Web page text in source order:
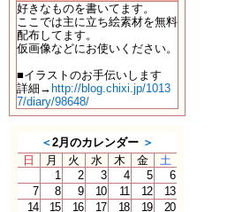
好きなものを書いてます。
ここでは主に立ち絵素材を無料
配布してます。
仮画像などにお使いください。
■イラストのお手伝いします
詳細→ http://blog.chixi.jp/1013
7/diary/98648/
＜2月のカレンダー ＞
日
月 火 水 木 金
土
1
2 3 4 5
6
7
8 9 10 11 12
13
14
15 16 17 18 19
20